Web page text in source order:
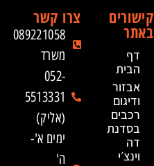
קישורים
באתר
דף
הבית
אבזור
ודיגום
רכבים
בסדנת
דה
וינצ׳י
צרו קשר
089221058
משרד
052-
5513331
(אליק)
ימים א'-
ה'